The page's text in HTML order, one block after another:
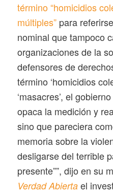
término “homicidios
múltiples”para
nominal que tampoco
organizaciones de la
defensores de
término ‘homicidios
‘masacres’, el
opaca la medición y
sino que pareciera
memoria sobre la
desligarse del terrible
presente””, dijo en su
Verdad Abiertael